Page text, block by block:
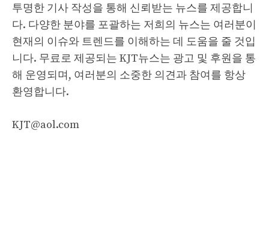
투명한 기사 작성을 통해 신뢰받는 뉴스를 제공합니
다. 다양한 분야를 포괄하는 저희의 뉴스는 여러분이
현재의 이슈와 트렌드를 이해하는 데 도움을 줄 것입
니다. 무료로 제공되는 KJT뉴스는 광고 및 후원을 통
해 운영되며, 여러분의 소중한 의견과 참여를 항상
환영합니다.
KJT@aol.com